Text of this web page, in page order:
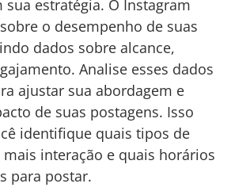
estratégia. O Instagram
o desempenho de suas
dados sobre alcance,
Analise esses dados
ajustar sua abordagem e
de suas postagens. Isso
identifique quais tipos de
interação e quais horários
para postar.